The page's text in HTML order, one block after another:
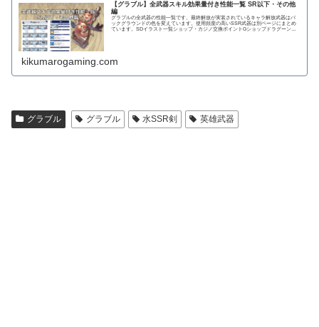
【グラブル】全武器スキル効果量付き性能一覧 SR以下・その他
編
グラブルの全武器の性能一覧です。最終解放が実装されているキャラ解放武器はバ
ックグラウンドの色を変えています。使用頻度の高いSSR武器は別ページにまとめ
ています。SDイラスト一覧ショップ・カジノ交換ポイントGショップドラグーンラ
kikumarogaming.com
グラブル グラブル 水SSR剣 英雄武器